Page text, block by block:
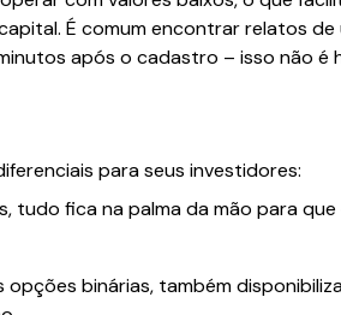
É comum encontrar relatos de
após o cadastro – isso não é
para seus investidores:
tudo fica na palma da mão para
binárias, também